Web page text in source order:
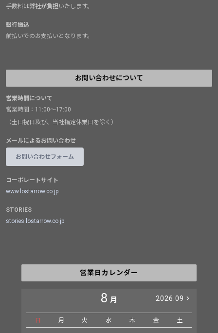
手数料は弊社が負担いたします。
銀行振込
前払いでのお支払いとなります。
お問い合わせについて
営業時間について
営業時間：11:00～17:00
（土日祝日及び、当社指定休業日を除く）
メールによるお問い合わせ
お問い合わせフォーム
コーポレートサイト
www.lostarrow.co.jp
STORIES
stories.lostarrow.co.jp
営業日カレンダー
8 月 2026.09
日 月 火 水 木 金 土